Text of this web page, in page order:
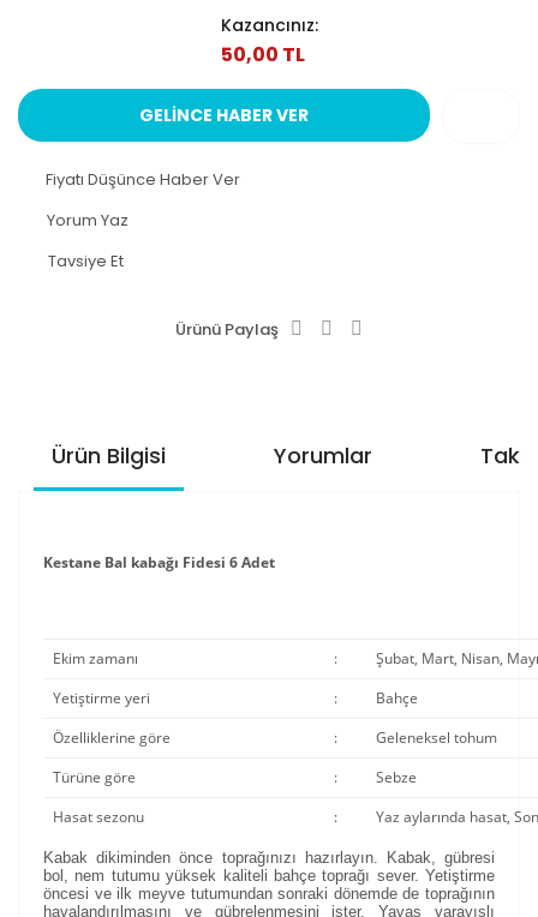
Kazancınız:
50,00 TL
GELİNCE HABER VER
Fiyatı Düşünce Haber Ver
Yorum Yaz
Tavsiye Et
Ürünü Paylaş
Ürün Bilgisi Yorumlar
Kestane Bal kabağı Fidesi 6 Adet
Ekim zamanı :
Şubat, Mart, Nisan,
Yetiştirme yeri
:
Bahçe
Özelliklerine göre
:
Geleneksel tohum
Türüne göre
:
Sebze
Hasat sezonu
: Yaz aylarında hasat,
Kabak dikiminden önce toprağınızı hazırlayın. Kabak, gübresi
bol, nem tutumu yüksek kaliteli bahçe toprağı sever. Yetiştirme
öncesi ve ilk meyve tutumundan sonraki dönemde de toprağının
havalandırılmasını ve gübrelenmesini ister. Yavaş yarayışlı